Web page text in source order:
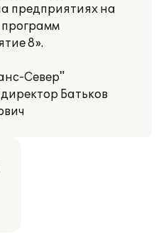
предприятиях на
программ
8».
Север"
Батьков